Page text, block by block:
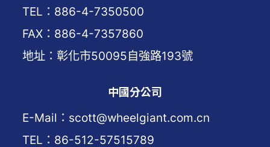
TEL：886-4-7350500
FAX：886-4-7357860
地址：彰化市50095自強路193號
中國分公司
E-Mail：scott@wheelgiant.com.cn
TEL：86-512-57515789